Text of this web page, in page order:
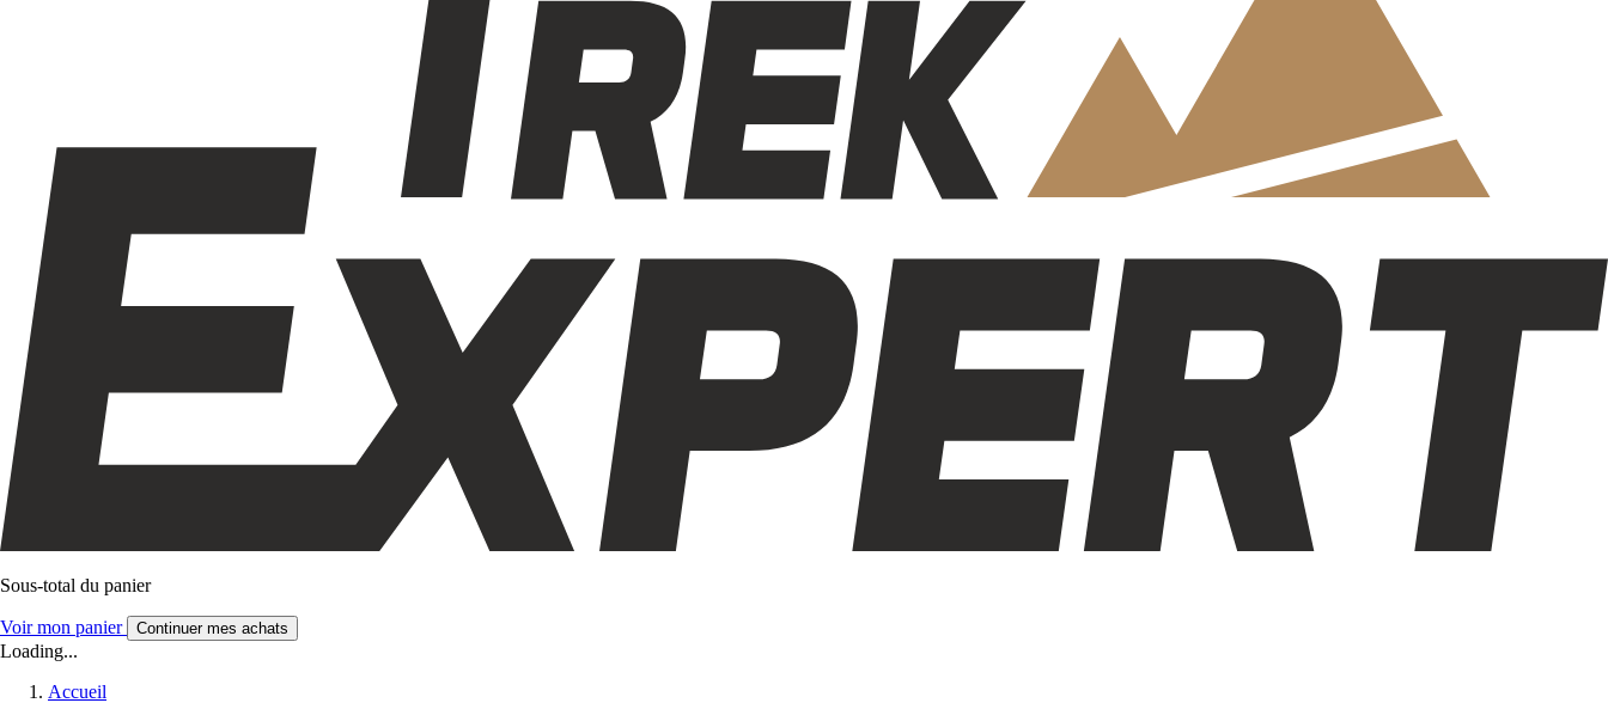
Sous-total du panier
Voir mon panier Continuer mes achats
Loading...
Accueil